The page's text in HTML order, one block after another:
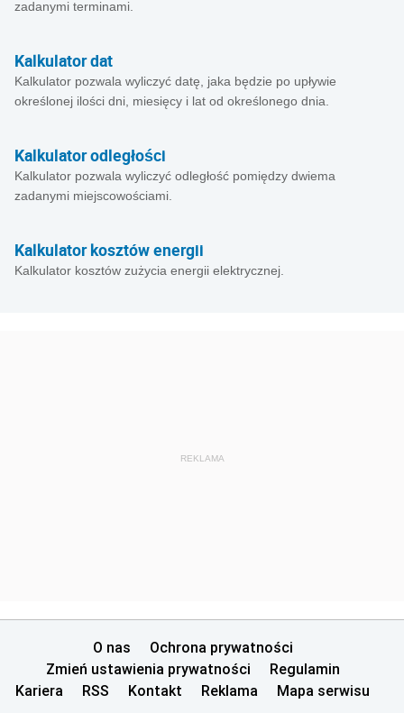
zadanymi terminami.
Kalkulator dat
Kalkulator pozwala wyliczyć datę, jaka będzie po upływie
określonej ilości dni, miesięcy i lat od określonego dnia.
Kalkulator odległości
Kalkulator pozwala wyliczyć odległość pomiędzy dwiema
zadanymi miejscowościami.
Kalkulator kosztów energii
Kalkulator kosztów zużycia energii elektrycznej.
REKLAMA
O nas
Ochrona prywatności
Zmień ustawienia prywatności
Regulamin
Kariera
RSS Kontakt Reklama Mapa serwisu